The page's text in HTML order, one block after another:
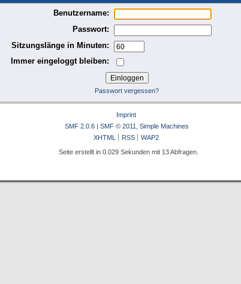
Benutzername:
Passwort:
Sitzungslänge in Minuten:
Immer eingeloggt bleiben:
Passwort vergessen?
Imprint
SMF 2.0.6
SMF © 2011, Simple Machines
XHTML
RSS
WAP2
Seite erstellt in 0.029 Sekunden mit 13 Abfragen.